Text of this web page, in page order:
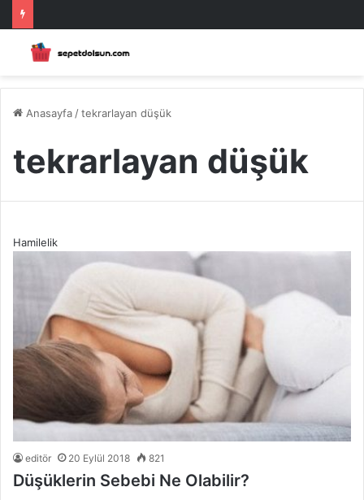
Anasayfa /tekrarlayan düşük
tekrarlayan düşük
Hamilelik
editör 20 Eylül 2018 821
Düşüklerin Sebebi Ne Olabilir?